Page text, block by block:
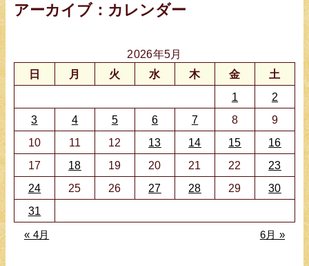
検
アーカイブ：カレンダー
2026年5月
日
月 火 水 木 金
土
1
2
3
4 5 6 7 8
9
10
11 12 13 14 15
16
17
18 19 20 21 22
23
24
25 26 27 28 29
30
31
« 4月 6月 »